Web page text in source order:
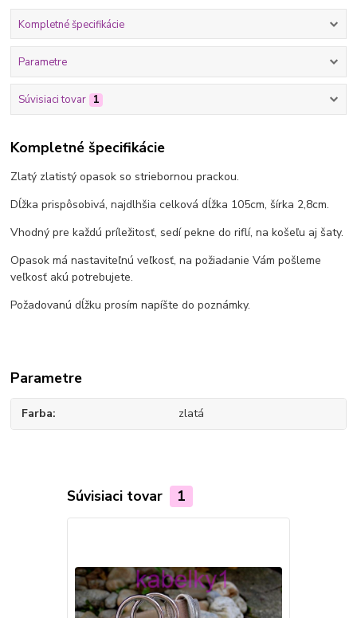
Kompletné špecifikácie
Parametre
Súvisiaci tovar 1
Kompletné špecifikácie
Zlatý zlatistý opasok so striebornou prackou.
Dĺžka prispôsobivá, najdlhšia celková dĺžka 105cm, šírka 2,8cm.
Vhodný pre každú príležitosť, sedí pekne do riflí, na košeľu aj šaty.
Opasok má nastaviteľnú veľkosť, na požiadanie Vám pošleme
veľkosť akú potrebujete.
Požadovanú dĺžku prosím napíšte do poznámky.
Parametre
Farba zlatá
Súvisiaci tovar 1